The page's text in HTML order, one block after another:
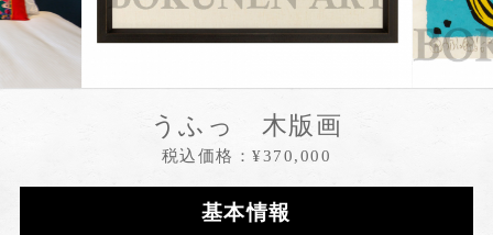
うふっ 木版画
税込価格：¥370,000
基本情報